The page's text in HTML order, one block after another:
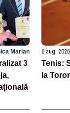
Marian
3
6 aug.
Tenis:
la